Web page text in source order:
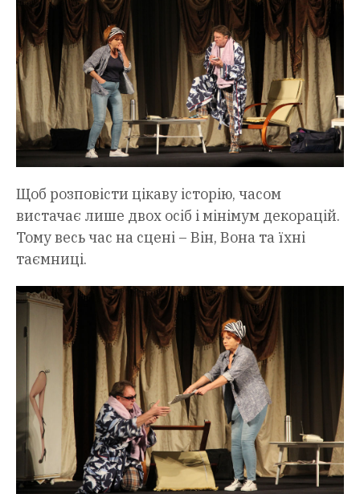
Щоб розповісти цікаву історію, часом
вистачає лише двох осіб і мінімум декорацій.
Тому весь час на сцені – Він, Вона та їхні
таємниці.